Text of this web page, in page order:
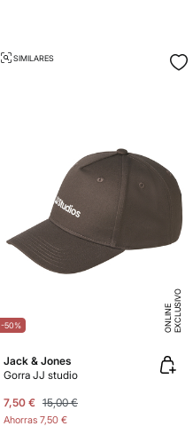
-50% E
X
C
L
U
SI
V
O
O
N
LI
N
E
SIMILARES
Jack & Jones
Gorra JJ studio
7,50 € 15,00 €
Ahorras 7,50 €